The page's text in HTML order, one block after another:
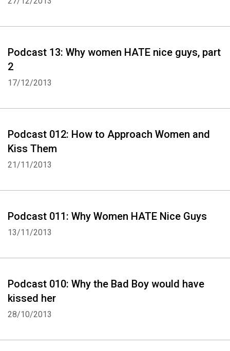
Podcast 13: Why women HATE nice guys, part
2
17/12/2013
Podcast 012: How to Approach Women and
Kiss Them
21/11/2013
Podcast 011: Why Women HATE Nice Guys
13/11/2013
Podcast 010: Why the Bad Boy would have
kissed her
28/10/2013
Whatsapp